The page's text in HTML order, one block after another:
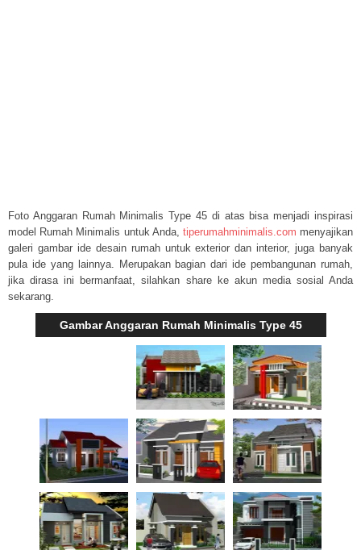
Foto Anggaran Rumah Minimalis Type 45 di atas bisa menjadi inspirasi
model Rumah Minimalis untuk Anda, tiperumahminimalis.com menyajikan
galeri gambar ide desain rumah untuk exterior dan interior, juga banyak
pula ide yang lainnya. Merupakan bagian dari ide pembangunan rumah,
jika dirasa ini bermanfaat, silahkan share ke akun media sosial Anda
sekarang.
Gambar Anggaran Rumah Minimalis Type 45